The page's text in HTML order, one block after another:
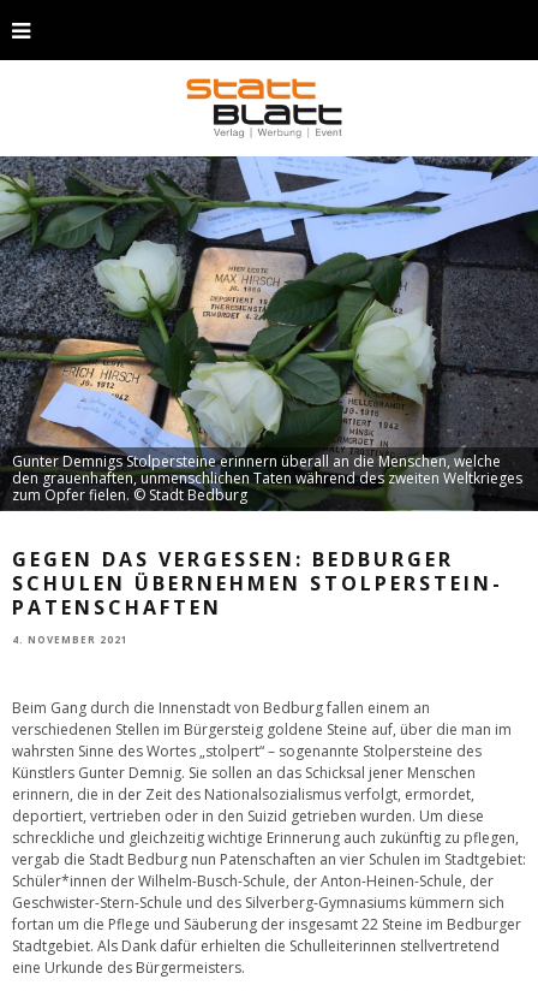
Gunter Demnigs Stolpersteine erinnern überall an die Menschen, welche
den grauenhaften, unmenschlichen Taten während des zweiten Weltkrieges
zum Opfer fielen. © Stadt Bedburg
GEGEN DAS VERGESSEN: BEDBURGER
SCHULEN ÜBERNEHMEN STOLPERSTEIN-
PATENSCHAFTEN
4. NOVEMBER 2021
Beim Gang durch die Innenstadt von Bedburg fallen einem an
verschiedenen Stellen im Bürgersteig goldene Steine auf, über die man im
wahrsten Sinne des Wortes „stolpert“ – sogenannte Stolpersteine des
Künstlers Gunter Demnig. Sie sollen an das Schicksal jener Menschen
erinnern, die in der Zeit des Nationalsozialismus verfolgt, ermordet,
deportiert, vertrieben oder in den Suizid getrieben wurden. Um diese
schreckliche und gleichzeitig wichtige Erinnerung auch zukünftig zu pflegen,
vergab die Stadt Bedburg nun Patenschaften an vier Schulen im Stadtgebiet:
Schüler*innen der Wilhelm-Busch-Schule, der Anton-Heinen-Schule, der
Geschwister-Stern-Schule und des Silverberg-Gymnasiums kümmern sich
fortan um die Pflege und Säuberung der insgesamt 22 Steine im Bedburger
Stadtgebiet. Als Dank dafür erhielten die Schulleiterinnen stellvertretend
eine Urkunde des Bürgermeisters.